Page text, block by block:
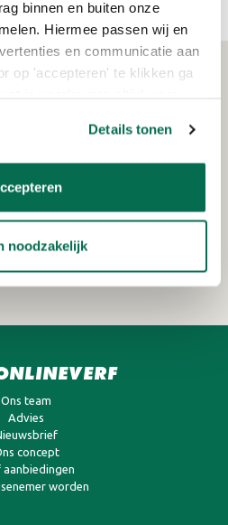
binnen en buiten onze
Hiermee passen wij en
en communicatie aan
op 'accepteren' te klikken ga
Details tonen
noodzakelijk
voor de nieuwsbrief!
Ons team
Advies
concept
aanbiedingen
worden